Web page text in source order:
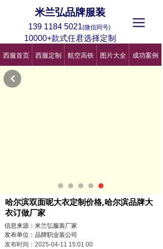
米兰弘品牌服装
西服首页 西服定制 航空高铁 图片大全 成功案例
끀
139 1184 5021(微信同号)
10000+款式任君选择定制
哈尔滨双面呢大衣定制价格,哈尔滨品牌大
衣订做厂家
发布时间： 2025-04-11 15:01:00
信息来源：米兰弘服装厂家
发布单位：品牌职业装公司
낒